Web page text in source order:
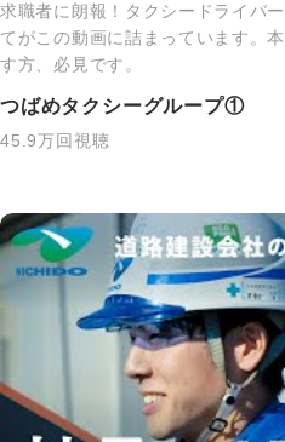
求職者に朗報！タクシードライバ
てがこの動画に詰まっています。
す方、必見です。
つばめタクシーグループ①
45.9万回視聴